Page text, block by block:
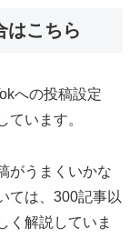
はこちら
への投稿設定
ています。
がうまくいかな
ては、300記事以
く解説していま